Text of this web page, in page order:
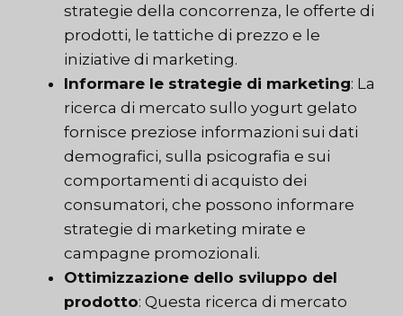
strategie della concorrenza, le offerte di
prodotti, le tattiche di prezzo e le
iniziative di marketing.
Informare le strategie di marketing: La
ricerca di mercato sullo yogurt gelato
fornisce preziose informazioni sui dati
demografici, sulla psicografia e sui
comportamenti di acquisto dei
consumatori, che possono informare
strategie di marketing mirate e
campagne promozionali.
Ottimizzazione dello sviluppo del
prodotto: Questa ricerca di mercato